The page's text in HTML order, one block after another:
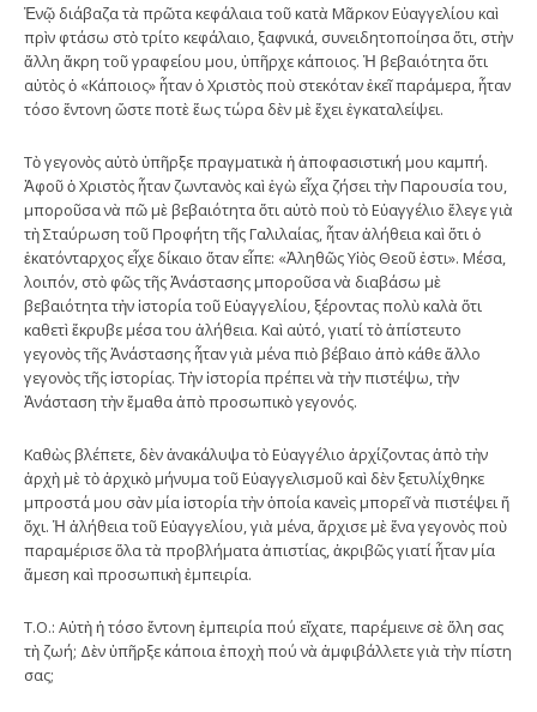
Ἐνῷ διάβαζα τὰ πρῶτα κεφάλαια τοῦ κατὰ Μᾶρκον Εὐαγγελίου καὶ
πρὶν φτάσω στὸ τρίτο κεφάλαιο, ξαφνικά, συνειδητοποίησα ὅτι, στὴν
ἄλλη ἄκρη τοῦ γραφείου μου, ὑπῆρχε κάποιος. Ἡ βεβαιότητα ὅτι
αὐτὸς ὁ «Κάποιος» ἦταν ὁ Χριστὸς ποὺ στεκόταν ἐκεῖ παράμερα, ἦταν
τόσο ἔντονη ὥστε ποτὲ ἕως τώρα δὲν μὲ ἔχει ἐγκαταλείψει.
Τὸ γεγονὸς αὐτὸ ὑπῆρξε πραγματικὰ ἡ ἀποφασιστική μου καμπή.
Ἀφοῦ ὁ Χριστὸς ἦταν ζωντανὸς καὶ ἐγὼ εἶχα ζήσει τὴν Παρουσία του,
μποροῦσα νὰ πῶ μὲ βεβαιότητα ὅτι αὐτὸ ποὺ τὸ Εὐαγγέλιο ἔλεγε γιὰ
τὴ Σταύρωση τοῦ Προφήτη τῆς Γαλιλαίας, ἦταν ἀλήθεια καὶ ὅτι ὁ
ἑκατόνταρχος εἶχε δίκαιο ὅταν εἶπε: «Ἀληθῶς Υἱὸς Θεοῦ ἐστι». Μέσα,
λοιπόν, στὸ φῶς τῆς Ἀνάστασης μποροῦσα νὰ διαβάσω μὲ
βεβαιότητα τὴν ἱστορία τοῦ Εὐαγγελίου, ξέροντας πολὺ καλὰ ὅτι
καθετὶ ἔκρυβε μέσα του ἀλήθεια. Καὶ αὐτό, γιατί τὸ ἀπίστευτο
γεγονὸς τῆς Ἀνάστασης ἦταν γιὰ μένα πιὸ βέβαιο ἀπὸ κάθε ἄλλο
γεγονὸς τῆς ἱστορίας. Τὴν ἱστορία πρέπει νὰ τὴν πιστέψω, τὴν
Ἀνάσταση τὴν ἔμαθα ἀπὸ προσωπικὸ γεγονός.
Καθὼς βλέπετε, δὲν ἀνακάλυψα τὸ Εὐαγγέλιο ἀρχίζοντας ἀπὸ τὴν
ἀρχὴ μὲ τὸ ἀρχικὸ μήνυμα τοῦ Εὐαγγελισμοῦ καὶ δὲν ξετυλίχθηκε
μπροστά μου σὰν μία ἱστορία τὴν ὁποία κανεὶς μπορεῖ νὰ πιστέψει ἤ
ὄχι. Ἡ ἀλήθεια τοῦ Εὐαγγελίου, γιὰ μένα, ἄρχισε μὲ ἕνα γεγονὸς ποὺ
παραμέρισε ὅλα τὰ προβλήματα ἀπιστίας, ἀκριβῶς γιατί ἦταν μία
ἄμεση καὶ προσωπικὴ ἐμπειρία.
Τ.Ο.: Αὐτὴ ἡ τόσο ἔντονη ἐμπειρία πού εἴχατε, παρέμεινε σὲ ὅλη σας
τὴ ζωή; Δὲν ὑπῆρξε κάποια ἐποχὴ πού νὰ ἀμφιβάλλετε γιὰ τὴν πίστη
σας;